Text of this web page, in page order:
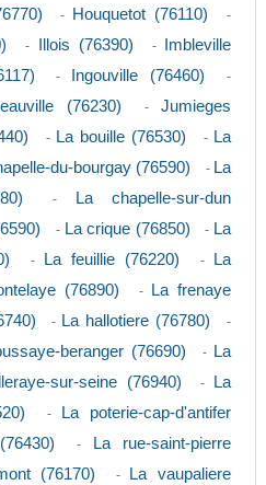
- Houquetot (76110) -
- Illois (76390) -
Imbleville
- Ingouville (76460) -
(76230) -Jumieges
- La bouille (76530) - La
du-bourgay (76590) - La
-
La chapelle-sur-dun
- La crique (76850) - La
- La feuillie (76220) -
La
(76890) -
La frenaye
- La hallotiere (76780) -
beranger (76690) - La
sur-seine (76940) -
La
-
La poterie-cap-d'antifer
-
La rue-saint-pierre
(76170) -
La vaupaliere